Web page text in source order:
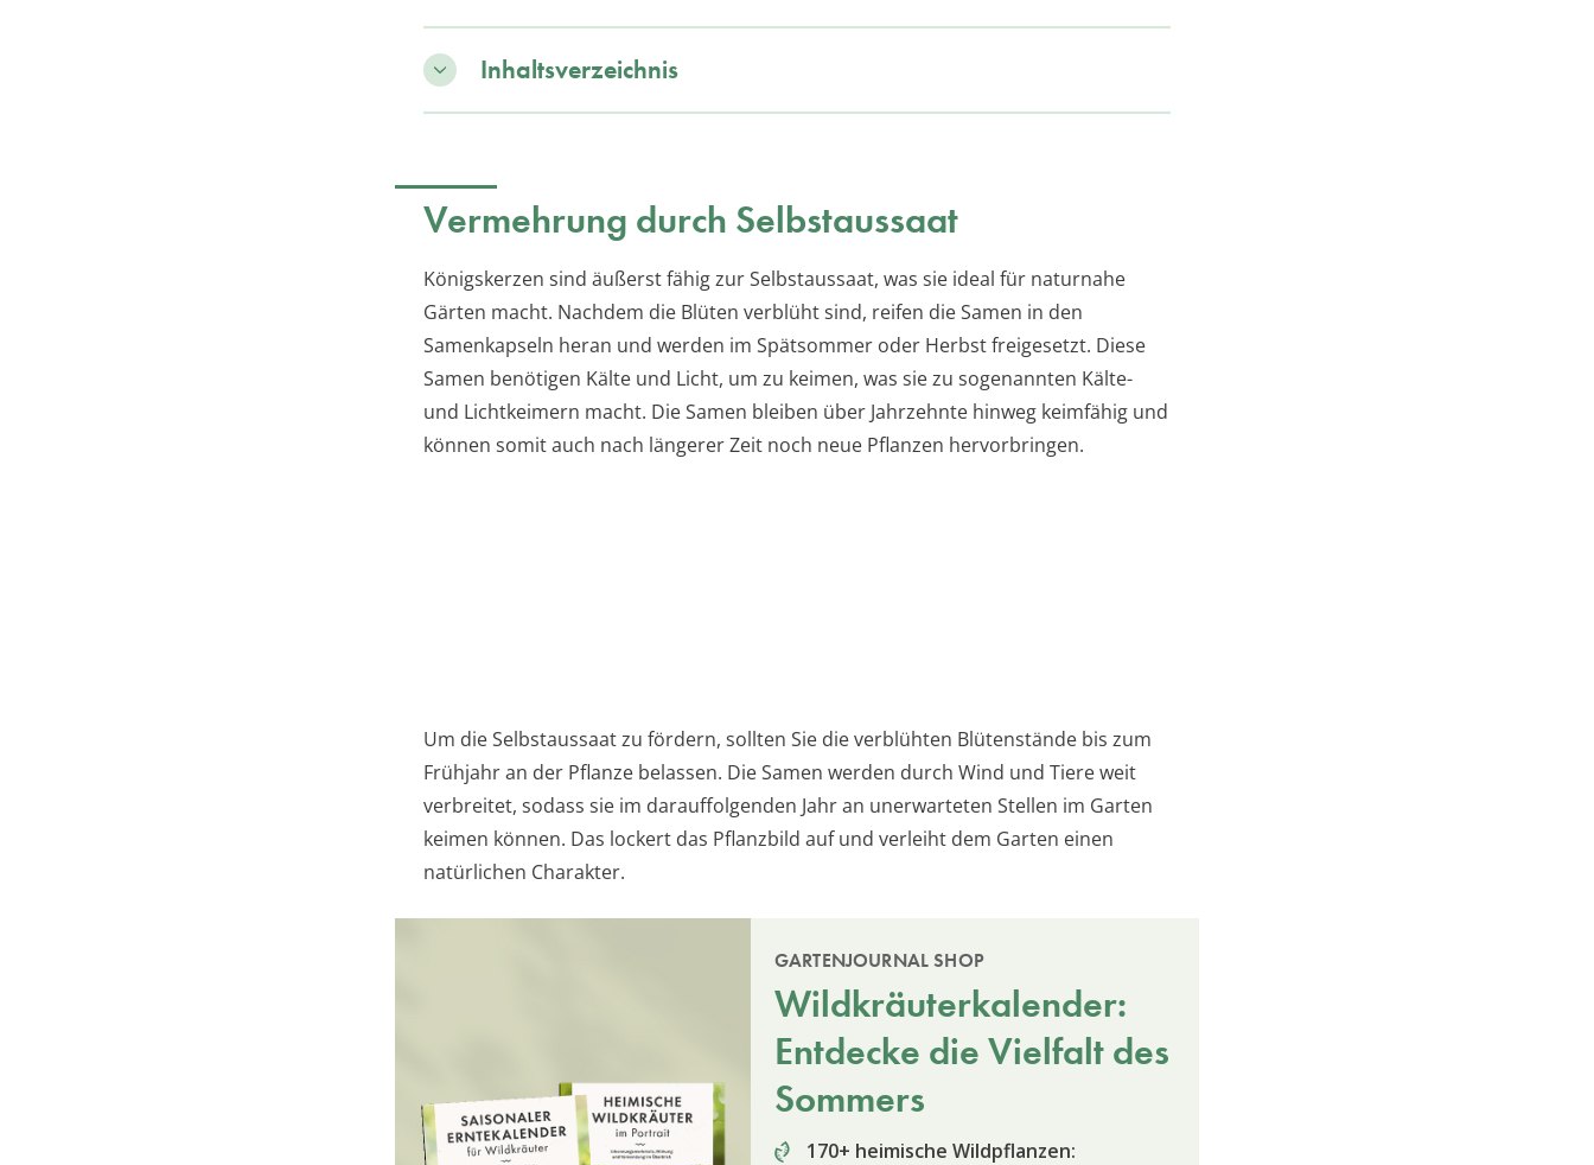
Inhaltsverzeichnis
Vermehrung durch Selbstaussaat
Königskerzen sind äußerst fähig zur Selbstaussaat, was sie ideal für naturnahe
Gärten macht. Nachdem die Blüten verblüht sind, reifen die Samen in den
Samenkapseln heran und werden im Spätsommer oder Herbst freigesetzt. Diese
Samen benötigen Kälte und Licht, um zu keimen, was sie zu sogenannten Kälte-
und Lichtkeimern macht. Die Samen bleiben über Jahrzehnte hinweg keimfähig und
können somit auch nach längerer Zeit noch neue Pflanzen hervorbringen.
Um die Selbstaussaat zu fördern, sollten Sie die verblühten Blütenstände bis zum
Frühjahr an der Pflanze belassen. Die Samen werden durch Wind und Tiere weit
verbreitet, sodass sie im darauffolgenden Jahr an unerwarteten Stellen im Garten
keimen können. Das lockert das Pflanzbild auf und verleiht dem Garten einen
natürlichen Charakter.
GARTENJOURNAL SHOP
Wildkräuterkalender:
Entdecke die Vielfalt des
Sommers
170+ heimische Wildpflanzen: